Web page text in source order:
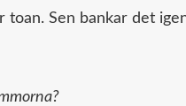
toan. Sen bankar det